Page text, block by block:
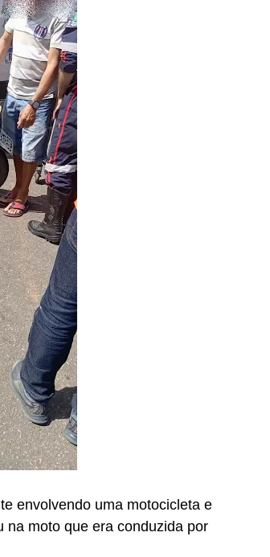
envolvendo uma motocicleta e
na moto que era conduzida por